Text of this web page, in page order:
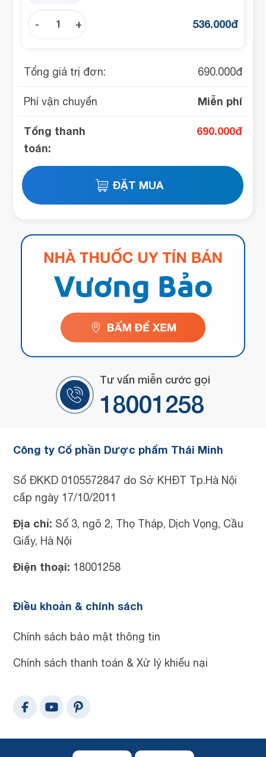
+
- 536.000đ
Tổng giá trị đơn: 690.000đ
Phí vận chuyển Miễn phí
Tổng thanh
toán:
690.000đ
Tư vấn miễn cước gọi
18001258
Công ty Cổ phần Dược phẩm Thái Minh
Số ĐKKD 0105572847 do Sở KHĐT Tp.Hà Nội
cấp ngày 17/10/2011
Địa chỉ: Số 3, ngõ 2, Thọ Tháp, Dịch Vọng, Cầu
Giấy, Hà Nội
Điện thoại: 18001258
Điều khoản & chính sách
Chính sách bảo mật thông tin
Chính sách thanh toán & Xử lý khiếu nại